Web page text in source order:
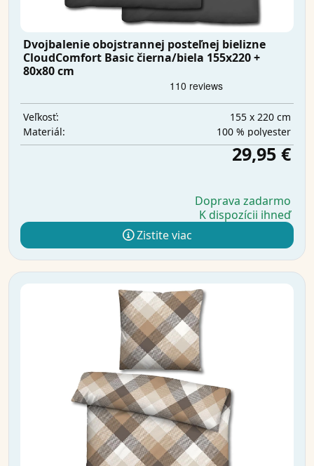
Dvojbalenie obojstrannej posteľnej bielizne
CloudComfort Basic čierna/biela 155x220 +
80x80 cm
Veľkosť:
155 x 220 cm
Materiál:
100 % polyester
29,95 €
Doprava zadarmo
K dispozícii ihneď
Zistite viac